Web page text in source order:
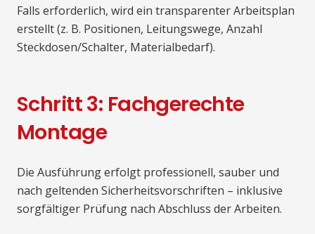
Falls erforderlich, wird ein transparenter Arbeitsplan
erstellt (z. B. Positionen, Leitungswege, Anzahl
Steckdosen/Schalter, Materialbedarf).
Schritt 3: Fachgerechte
Montage
Die Ausführung erfolgt professionell, sauber und
nach geltenden Sicherheitsvorschriften – inklusive
sorgfältiger Prüfung nach Abschluss der Arbeiten.